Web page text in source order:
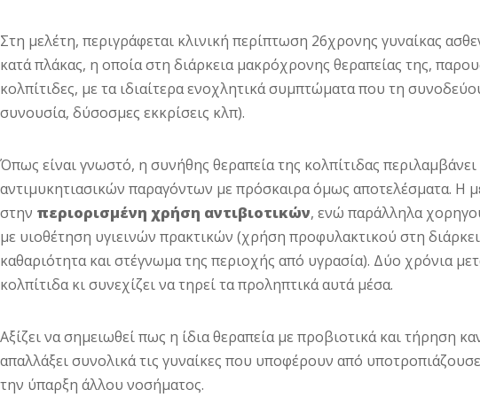
Στη μελέτη, περιγράφεται κλινική περίπτωση 26χρονης γυναίκας
κατά πλάκας, η οποία στη διάρκεια μακρόχρονης θεραπείας της,
κολπίτιδες, με τα ιδιαίτερα ενοχλητικά συμπτώματα που τη
συνουσία, δύσοσμες εκκρίσεις κλπ).
Όπως είναι γνωστό, η συνήθης θεραπεία της κολπίτιδας
αντιμυκητιασικών παραγόντων με πρόσκαιρα όμως αποτελέσματα. Η
στην περιορισμένη χρήση αντιβιοτικών, ενώ παράλληλα
με υιοθέτηση υγιεινών πρακτικών (χρήση προφυλακτικού στη
καθαριότητα και στέγνωμα της περιοχής από υγρασία). Δύο χρόνια
κολπίτιδα κι συνεχίζει να τηρεί τα προληπτικά αυτά μέσα.
Αξίζει να σημειωθεί πως η ίδια θεραπεία με προβιοτικά και τήρηση
απαλλάξει συνολικά τις γυναίκες που υποφέρουν από
την ύπαρξη άλλου νοσήματος.